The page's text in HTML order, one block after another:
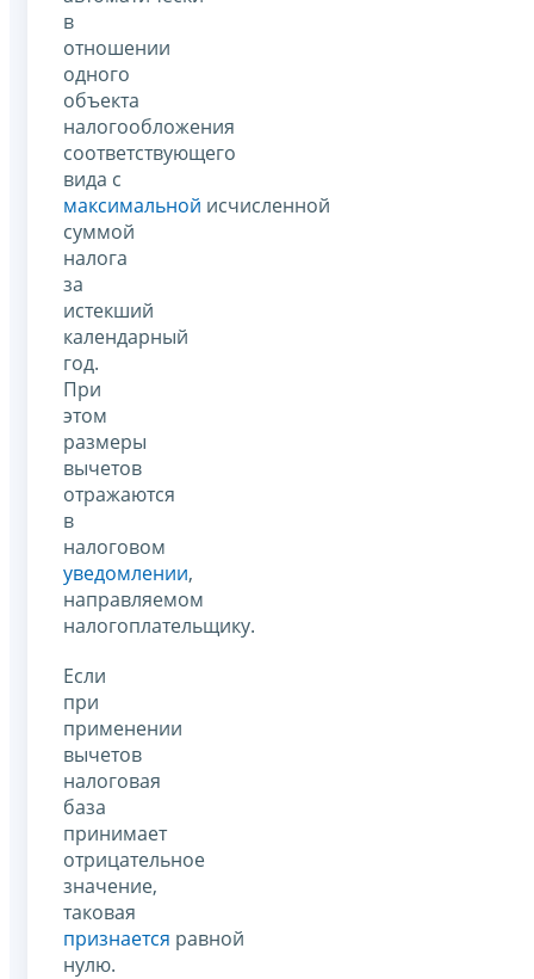
в
отношении
одного
объекта
налогообложения
соответствующего
вида с
максимальной исчисленной
суммой
налога
за
истекший
календарный
год.
При
этом
размеры
вычетов
отражаются
в
налоговом
уведомлении,
направляемом
налогоплательщику.
Если
при
применении
вычетов
налоговая
база
принимает
отрицательное
значение,
таковая
признается равной
нулю.